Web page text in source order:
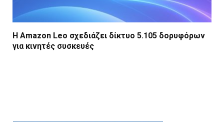
Η Amazon Leo σχεδιάζει δίκτυο 5.105 δορυφόρων
για κινητές συσκευές